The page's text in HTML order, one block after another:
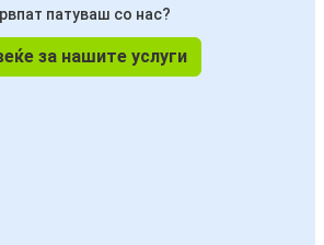
патуваш со нас?
за нашите услуги